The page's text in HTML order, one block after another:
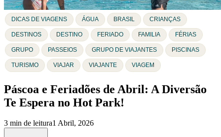
DICAS DE VIAGENS ÁGUA BRASIL CRIANÇAS
DESTINOS DESTINO FERIADO FAMILIA FÉRIAS
GRUPO PASSEIOS GRUPO DE VIAJANTES PISCINAS
TURISMO VIAJAR VIAJANTE VIAGEM
Páscoa e Feriadões de Abril: A Diversão
Te Espera no Hot Park!
3 min de leitura1 Abril, 2026